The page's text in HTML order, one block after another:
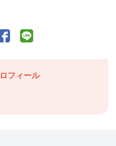
facebook
フィール